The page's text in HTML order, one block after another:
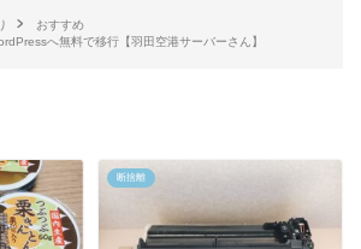
おすすめ
へ無料で移行【羽田空港サーバーさん】
断捨離